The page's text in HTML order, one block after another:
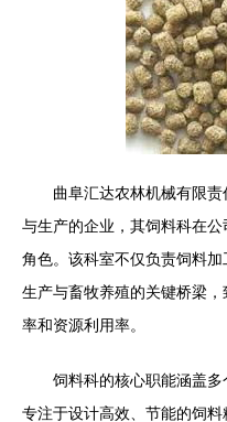
曲阜汇达农林机械有限
与生产的企业，其饲料科在
角色。该科室不仅负责饲料
生产与畜牧养殖的关键桥梁
率和资源利用率。
饲料科的核心职能涵盖
专注于设计高效、节能的饲